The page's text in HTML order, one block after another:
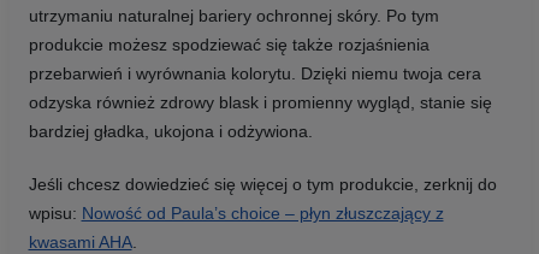
utrzymaniu naturalnej bariery ochronnej skóry. Po tym
produkcie możesz spodziewać się także rozjaśnienia
przebarwień i wyrównania kolorytu. Dzięki niemu twoja cera
odzyska również zdrowy blask i promienny wygląd, stanie się
bardziej gładka, ukojona i odżywiona.
Jeśli chcesz dowiedzieć się więcej o tym produkcie, zerknij do
wpisu: Nowość od Paula’s choice – płyn złuszczający z
kwasami AHA.